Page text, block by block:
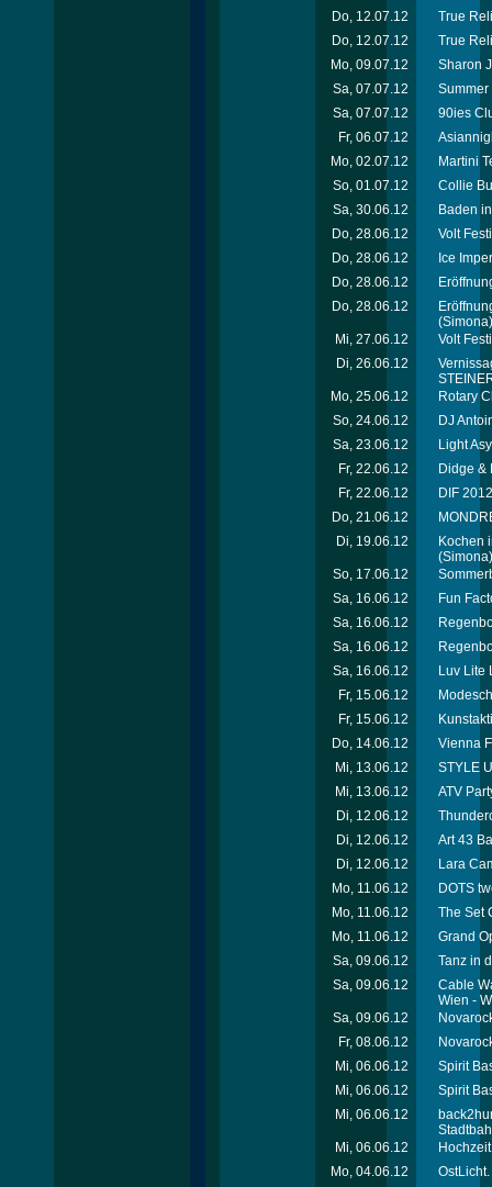
Do, 12.07.12
True
Do, 12.07.12
True
Mo, 09.07.12
Sharon
Sa, 07.07.12
Sa, 07.07.12
90ies
Fr, 06.07.12
Mo, 02.07.12
Martini
So, 01.07.12
Collie
Sa, 30.06.12
Baden
Do, 28.06.12
Volt
Do, 28.06.12
Ice
Do, 28.06.12
Do, 28.06.12
(Simona)
Mi, 27.06.12
Volt
Di, 26.06.12
Mo, 25.06.12
Rotary
So, 24.06.12
DJ
Sa, 23.06.12
Light
Fr, 22.06.12
Didge &
Fr, 22.06.12
DIF
Do, 21.06.12
Di, 19.06.12
Kochen
(Simona)
So, 17.06.12
Sa, 16.06.12
Fun
Sa, 16.06.12
Sa, 16.06.12
Sa, 16.06.12
Luv Lite
Fr, 15.06.12
Fr, 15.06.12
Do, 14.06.12
Vienna
Mi, 13.06.12
STYLE
Mi, 13.06.12
ATV
Di, 12.06.12
Di, 12.06.12
Art 43
Di, 12.06.12
Lara
Mo, 11.06.12
DOTS
Mo, 11.06.12
The Set
Mo, 11.06.12
Grand
Sa, 09.06.12
Tanz in
Sa, 09.06.12
Cable
Wien -
Sa, 09.06.12
Fr, 08.06.12
Mi, 06.06.12
Spirit
Mi, 06.06.12
Spirit
Mi, 06.06.12
Mi, 06.06.12
Mo, 04.06.12